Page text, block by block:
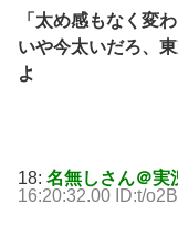
「太め感もなく変
いや今太いだろ、
よ
18: 名無しさん＠実
16:20:32.00 ID:t/